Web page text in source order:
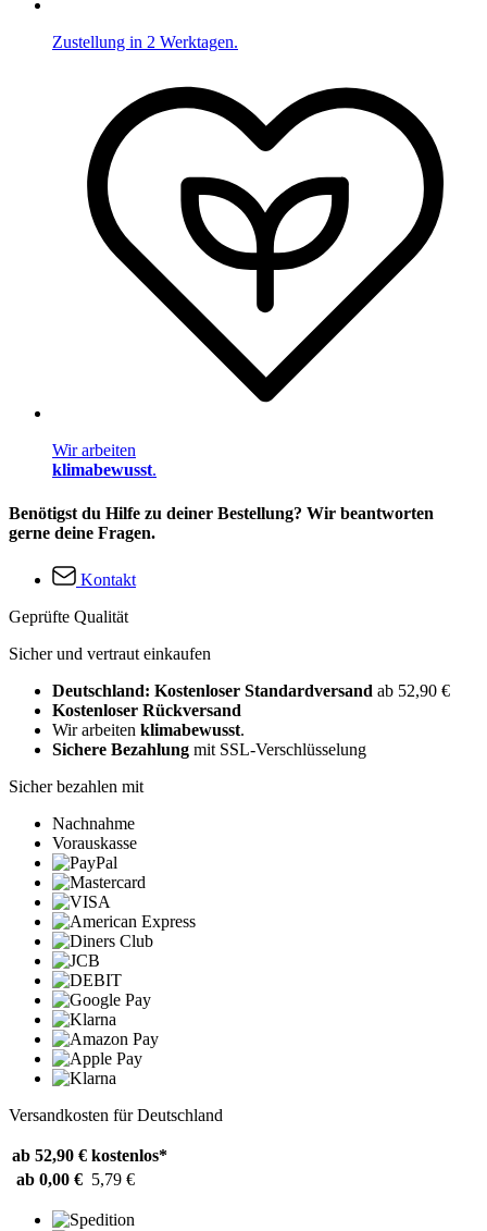
Zustellung in 2 Werktagen.
Wir arbeiten
klimabewusst.
Benötigst du Hilfe zu deiner Bestellung? Wir beantworten
gerne deine Fragen.
Kontakt
Geprüfte Qualität
Sicher und vertraut einkaufen
Deutschland: Kostenloser Standardversand ab 52,90 €
Kostenloser Rückversand
Wir arbeiten klimabewusst.
Sichere Bezahlung mit SSL-Verschlüsselung
Sicher bezahlen mit
Nachnahme
Vorauskasse
Versandkosten für Deutschland
ab 52,90 € kostenlos*
ab 0,00 € 5,79 €